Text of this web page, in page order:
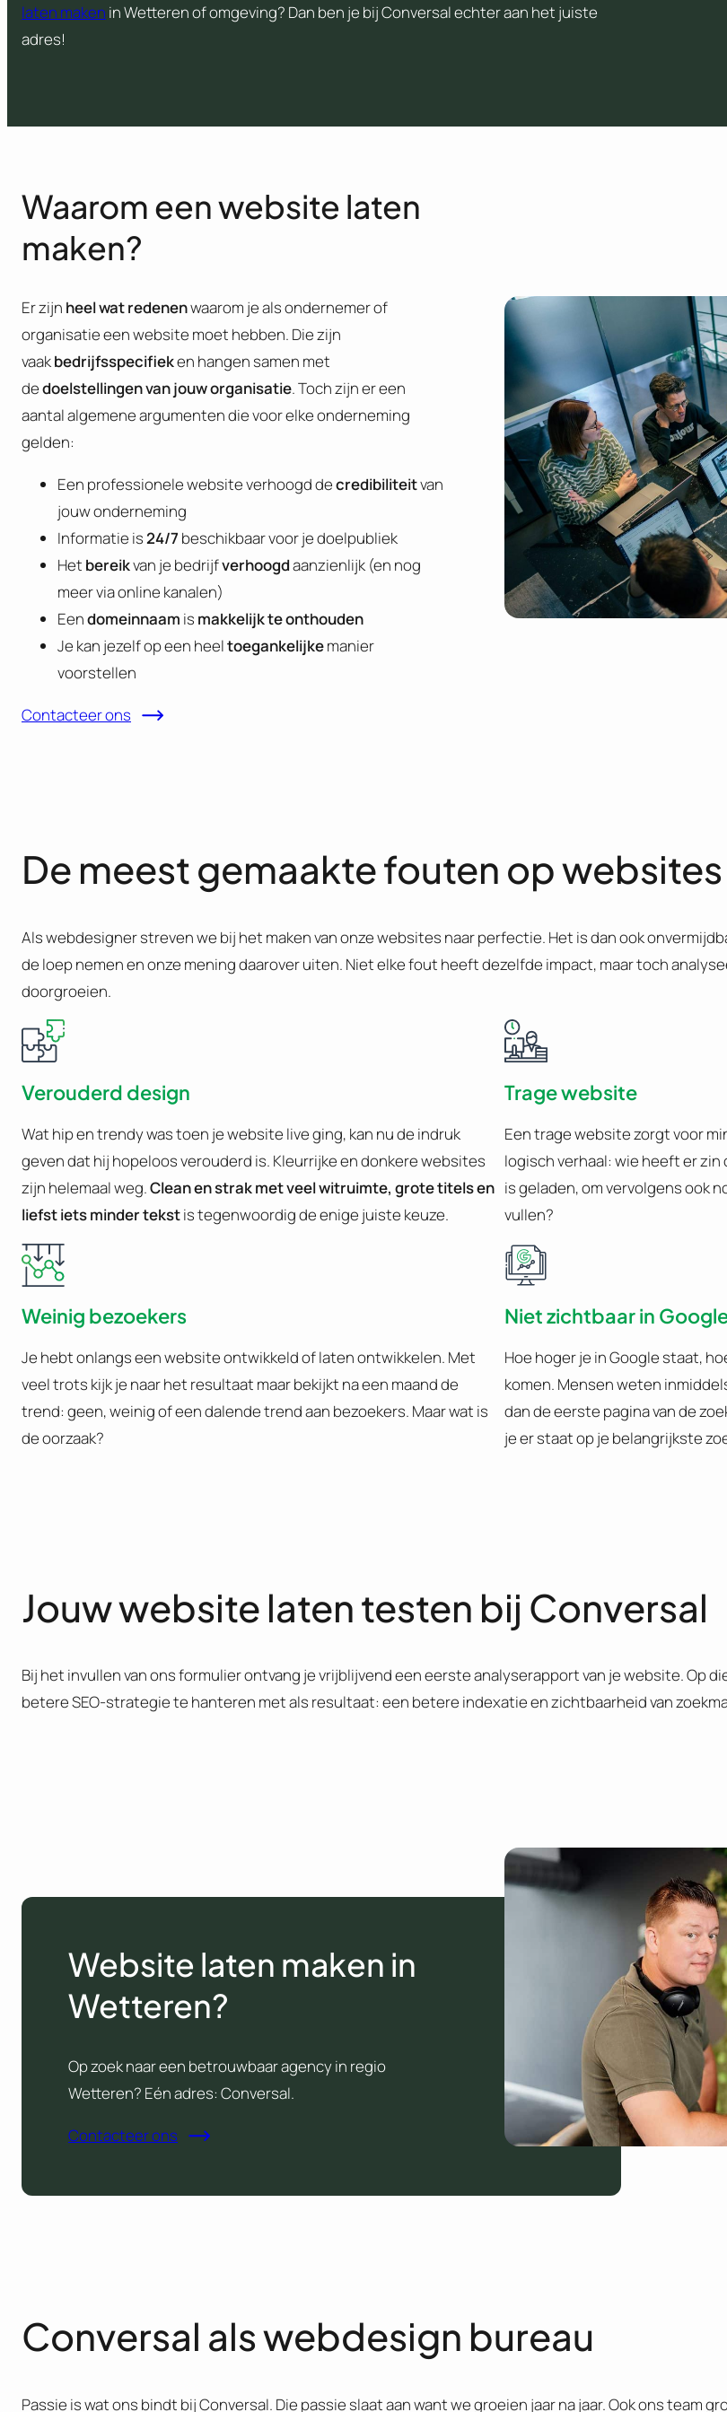
laten maken in Wetteren of omgeving? Dan ben je bij Conversal echter aan het juiste
adres!
Waarom een website laten
maken?
Er zijn heel wat redenenwaarom je als ondernemer of
organisatie een website moet hebben. Die zijn
vaakbedrijfsspecifieken hangen samen met
dedoelstellingen van jouw organisatie. Toch zijn er een
aantal algemene argumenten die voor elke onderneming
gelden:
Een professionele website verhoogd decredibiliteitvan
jouw onderneming
Informatie is24/7 beschikbaar voor je doelpubliek
Het bereikvan je bedrijfverhoogdaanzienlijk (en nog
meer via online kanalen)
Eendomeinnaam is makkelijk te onthouden
Je kan jezelf op een heeltoegankelijkemanier
voorstellen
Contacteer ons
De meest gemaakte fouten op websites
Als webdesigner streven we bij het maken van onze websites naar perfectie. Het is dan ook
de loep nemen en onze mening daarover uiten. Niet elke fout heeft dezelfde impact, maar toch
doorgroeien.
Verouderd design
Wat hip en trendy was toen je website live ging, kan nu de indruk
geven dat hij hopeloos verouderd is. Kleurrijke en donkere websites
zijn helemaal weg.Clean en strak met veel witruimte, grote titels en
liefst iets minder tekstis tegenwoordig de enige juiste keuze.
Trage website
Een trage website zorgt voor
logisch verhaal: wie heeft er
is geladen, om vervolgens ook
vullen?
Weinig bezoekers
Je hebt onlangs een website ontwikkeld of laten ontwikkelen. Met
veel trots kijk je naar het resultaat maar bekijkt na een maand de
trend: geen, weinig of een dalende trend aan bezoekers. Maar wat is
de oorzaak?
Niet zichtbaar in
Hoe hoger je in Google staat,
komen. Mensen weten
dan de eerste pagina van de
je er staat op je belangrijkste
Jouw website laten testen bij Conversal
Bij het invullen van ons formulier ontvang je vrijblijvend een eerste analyserapport van je website. Op
betere SEO-strategie te hanteren met als resultaat: een betere indexatie en zichtbaarheid van
Website laten maken in
Wetteren?
Op zoek naar een betrouwbaar agency in regio
Wetteren? Eén adres: Conversal.
Contacteer ons
Conversal als webdesign bureau
Passie is wat ons bindt bij Conversal. Die passie slaat aan want we groeien jaar na jaar. Ook ons team